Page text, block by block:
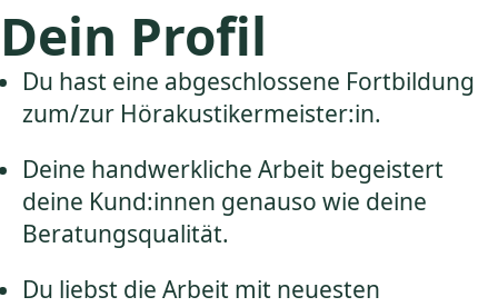
Dein Profil
Du hast eine abgeschlossene Fortbildung
zum/zur Hörakustikermeister:in.
Deine handwerkliche Arbeit begeistert
deine Kund:innen genauso wie deine
Beratungsqualität.
Du liebst die Arbeit mit neuesten